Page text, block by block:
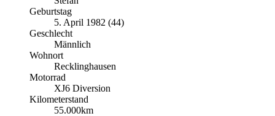
Geburtstag
5. April 1982 (44)
Geschlecht
Männlich
Wohnort
Recklinghausen
Motorrad
XJ6 Diversion
Kilometerstand
55.000km